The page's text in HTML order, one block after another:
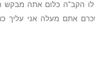
לו הקב"ה כלום אתה מבקש
אתם מעלה אני עליך